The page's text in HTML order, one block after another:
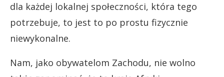
dla każdej lokalnej społeczności, która tego
potrzebuje, to jest to po prostu fizycznie
niewykonalne.
Nam, jako obywatelom Zachodu, nie wolno